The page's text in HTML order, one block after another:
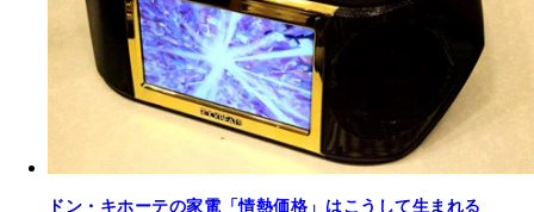
ドン・キホーテの家電「情熱価格」はこうして生まれる